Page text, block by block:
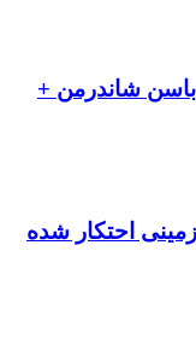
شاندرمن +
تن سیب زمینی احتکار شده